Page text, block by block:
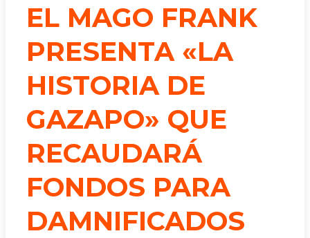
EL MAGO FRANK
PRESENTA «LA
HISTORIA DE
GAZAPO» QUE
RECAUDARÁ
FONDOS PARA
DAMNIFICADOS